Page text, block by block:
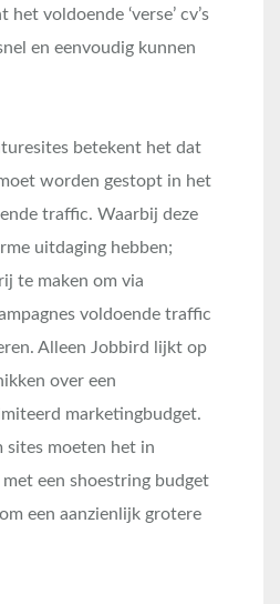
voldoende ‘verse’ cv’s
en eenvoudig kunnen
betekent het dat
worden gestopt in het
traffic. Waarbij deze
uitdaging hebben;
te maken om via
voldoende traffic
Alleen Jobbird lijkt op
over een
marketingbudget.
sites moeten het in
een shoestring budget
een aanzienlijk grotere